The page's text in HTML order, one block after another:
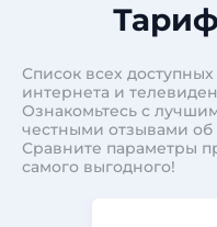
Список всех
интернета и
Ознакомьтесь с
честными отзывами
Сравните параметры
самого выгодного!